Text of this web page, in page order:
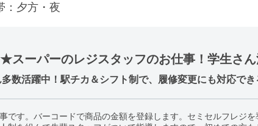
：夕方・夜
ーパーのレジスタッフのお仕事！学生さん
数活躍中！駅チカ＆シフト制で、履修変更にも対応で
です。バーコードで商品の金額を登録します。セミセルフレジ